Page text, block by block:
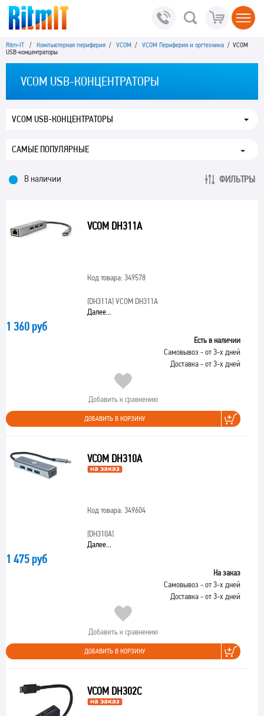
Ritm-IT / Компьютерная периферия / VCOM / VCOM Периферия и оргтехника / VCOM
USB-концентраторы
VCOM USB-КОНЦЕНТРАТОРЫ
VCOM USB-КОНЦЕНТРАТОРЫ
В наличии ФИЛЬТРЫ
VCOM DH311A
Код товара: 349578
[DH311A]VCOM DH311A
Далее...
1 360 руб
Есть в наличии
Самовывоз - от 3-х дней
Доставка - от 3-х дней
Добавить к сравнению
ДОБАВИТЬ В КОРЗИНУ
VCOM DH310A
Код товара: 349604
[DH310A]
Далее...
1 475 руб
На заказ
Самовывоз - от 3-х дней
Доставка - от 3-х дней
Добавить к сравнению
ДОБАВИТЬ В КОРЗИНУ
VCOM DH302C